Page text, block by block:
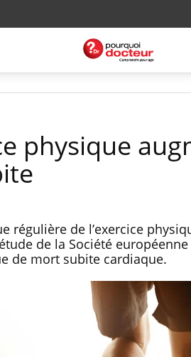
physique
régulière de l’exercice
de la Société
de mort subite cardiaque.